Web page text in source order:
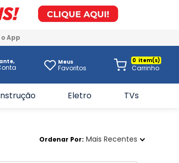
o App
Meus
Favoritos
0
Eletro TVs
Ordenar Por Mais Recentes